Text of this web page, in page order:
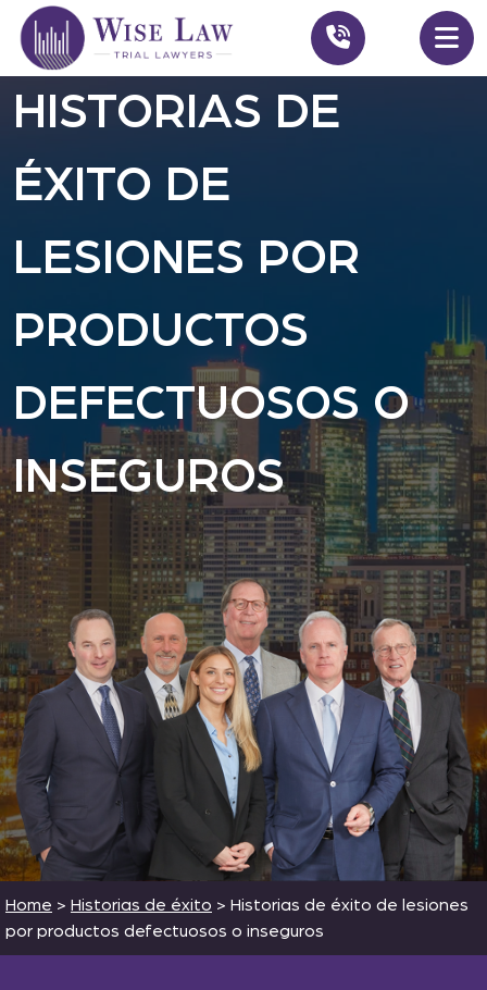
HISTORIAS DE
ÉXITO DE
LESIONES POR
PRODUCTOS
DEFECTUOSOS O
INSEGUROS
Home > Historias de éxito > Historias de éxito de lesiones
por productos defectuosos o inseguros